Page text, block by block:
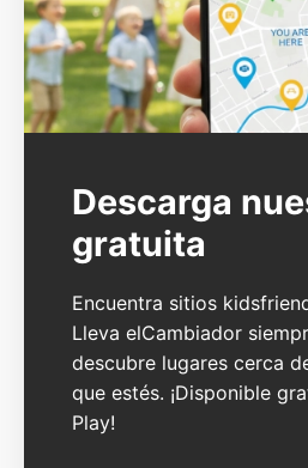
Descarga
gratuita
Encuentra sitios
Lleva elCambiador
descubre lugares cerca
que estés. ¡Disponible
Play!